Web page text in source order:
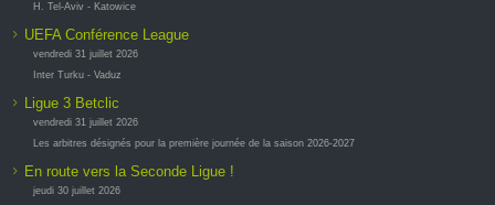
H. Tel-Aviv - Katowice
UEFA Conférence League
vendredi 31 juillet 2026
Inter Turku - Vaduz
Ligue 3 Betclic
vendredi 31 juillet 2026
Les arbitres désignés pour la première journée de la saison 2026-2027
En route vers la Seconde Ligue !
jeudi 30 juillet 2026